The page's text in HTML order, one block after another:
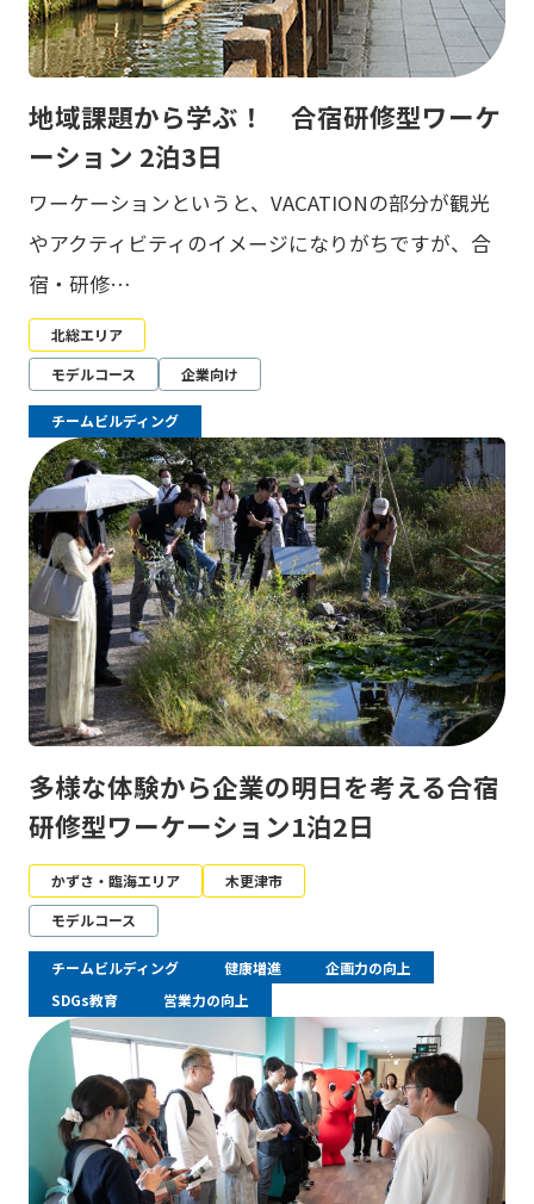
地域課題から学ぶ！ 合宿研修型ワーケ
ーション 2泊3日
ワーケーションというと、VACATIONの部分が観光
やアクティビティのイメージになりがちですが、合
宿・研修…
北総エリア
モデルコース
企業向け
チームビルディング
多様な体験から企業の明日を考える合宿
研修型ワーケーション1泊2日
かずさ・臨海エリア
木更津市
モデルコース
チームビルディング 健康増進
企画力の向上
SDGs教育
営業力の向上